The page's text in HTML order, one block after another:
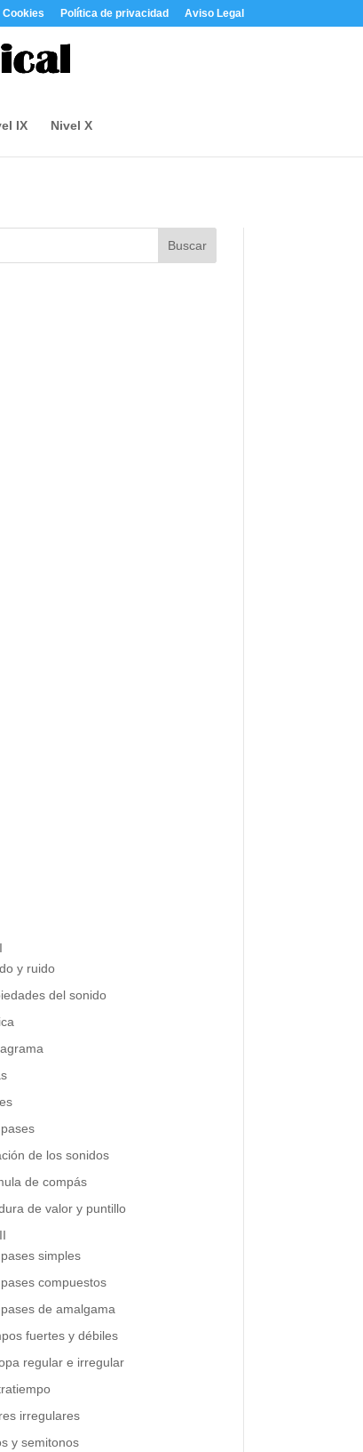
Cookies Política de privacidad Aviso Legal
IX Nivel X
y ruido
del sonido
de los sonidos
de compás
de valor y puntillo
simples
compuestos
de amalgama
fuertes y débiles
regular e irregular
irregulares
y semitonos